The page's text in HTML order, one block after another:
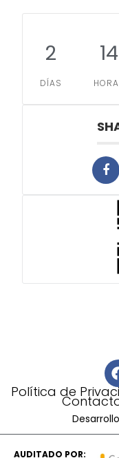
2
DÍAS
14
Política de
AUDITADO POR: